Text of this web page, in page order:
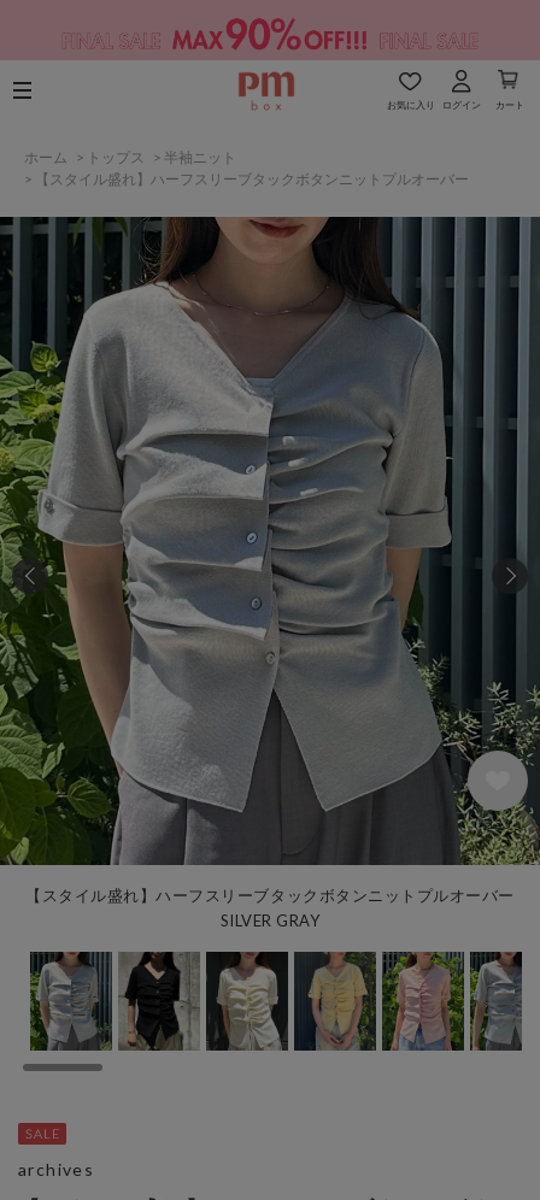
お気に入り ログイン カート
ホーム > トップス > 半袖ニット
>
【スタイル盛れ】ハーフスリーブタックボタンニットプルオーバー
【スタイル盛れ】ハーフスリーブタックボタンニットプルオーバー
SILVER GRAY
133
archives